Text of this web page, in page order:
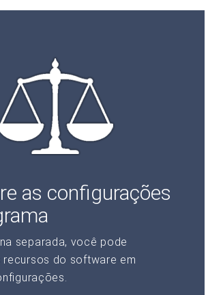
as configurações
separada, você pode
recursos do software em